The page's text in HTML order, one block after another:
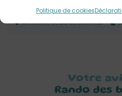
Politique de cookies
Rando enfants : Le trésor
Ancienne école de Botmeur
Votre
Rando des